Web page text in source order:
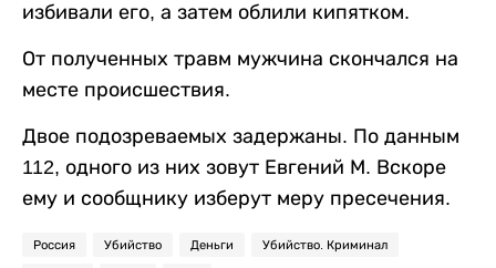
избивали его, а затем облили кипятком.
От полученных травм мужчина скончался на
месте происшествия.
Двое подозреваемых задержаны. По данным
112, одного из них зовут Евгений М. Вскоре
ему и сообщнику изберут меру пресечения.
Россия Убийство Деньги Убийство. Криминал